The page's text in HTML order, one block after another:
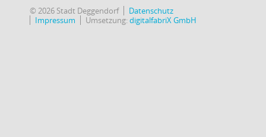
© 2026 Stadt Deggendorf
Datenschutz
Impressum
Umsetzung:digitalfabriX GmbH